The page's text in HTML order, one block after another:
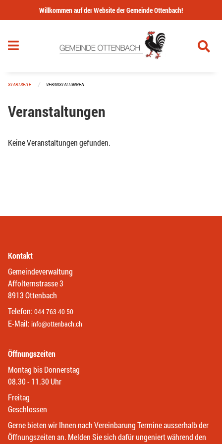
Navigation überspringen
Willkommen auf der Website der Gemeinde Ottenbach!
STARTSEITE VERANSTALTUNGEN
Veranstaltungen
Keine Veranstaltungen gefunden.
Kontakt
Gemeindeverwaltung
Affolternstrasse 3
8913 Ottenbach
Telefon: 044 763 40 50
E-Mail: info@ottenbach.ch
Öffnungszeiten
Montag bis Donnerstag
08.30 - 11.30 Uhr
Freitag
Geschlossen
Gerne bieten wir Ihnen nach Vereinbarung Termine ausserhalb der
Öffnungszeiten an. Melden Sie sich dafür ungeniert während den